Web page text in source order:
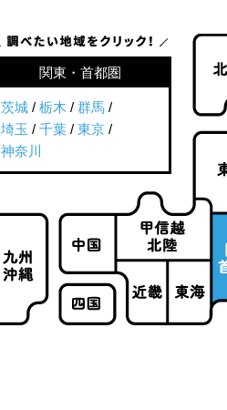
関東・首都圏
茨城 / 栃木 / 群馬 /
埼玉 / 千葉 / 東京 /
神奈川